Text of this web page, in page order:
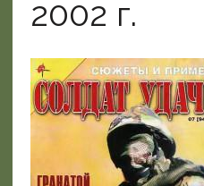
2002 г.